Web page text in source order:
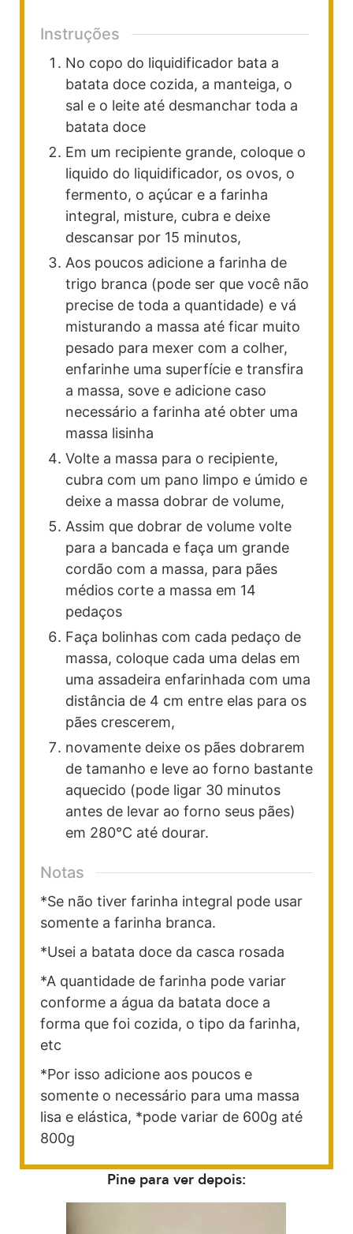
Instruções
No copo do liquidificador bata a
batata doce cozida, a manteiga, o
sal e o leite até desmanchar toda a
batata doce
Em um recipiente grande, coloque o
liquido do liquidificador, os ovos, o
fermento, o açúcar e a farinha
integral, misture, cubra e deixe
descansar por 15 minutos,
Aos poucos adicione a farinha de
trigo branca (pode ser que você não
precise de toda a quantidade) e vá
misturando a massa até ficar muito
pesado para mexer com a colher,
enfarinhe uma superfície e transfira
a massa, sove e adicione caso
necessário a farinha até obter uma
massa lisinha
Volte a massa para o recipiente,
cubra com um pano limpo e úmido e
deixe a massa dobrar de volume,
Assim que dobrar de volume volte
para a bancada e faça um grande
cordão com a massa, para pães
médios corte a massa em 14
pedaços
Faça bolinhas com cada pedaço de
massa, coloque cada uma delas em
uma assadeira enfarinhada com uma
distância de 4 cm entre elas para os
pães crescerem,
novamente deixe os pães dobrarem
de tamanho e leve ao forno bastante
aquecido (pode ligar 30 minutos
antes de levar ao forno seus pães)
em 280°C até dourar.
Notas
*Se não tiver farinha integral pode usar
somente a farinha branca.
*Usei a batata doce da casca rosada
*A quantidade de farinha pode variar
conforme a água da batata doce a
forma que foi cozida, o tipo da farinha,
etc
*Por isso adicione aos poucos e
somente o necessário para uma massa
lisa e elástica, *pode variar de 600g até
800g
Pine para ver depois: